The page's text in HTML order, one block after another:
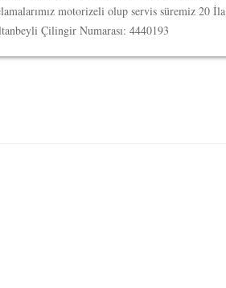
motorizeli olup servis süremiz 20 İla
Çilingir Numarası: 4440193